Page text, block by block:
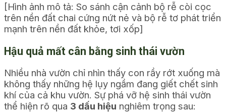
[Hình ảnh mô tả: So sánh cận cảnh bộ rễ còi cọc
trên nền đất chai cứng nứt nẻ và bộ rễ tơ phát triển
mạnh trên nền đất khỏe, tơi xốp]
Hậu quả mất cân bằng sinh thái vườn
Nhiều nhà vườn chỉ nhìn thấy con rầy rớt xuống mà
không thấy những hệ lụy ngầm đang giết chết sinh
khí của cả khu vườn. Sự phá vỡ hệ sinh thái vườn
thể hiện rõ qua 3 dấu hiệu nghiêm trọng sau: